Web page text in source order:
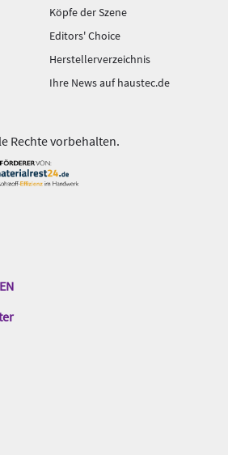
Köpfe der Szene
Editors' Choice
Herstellerverzeichnis
Ihre News auf haustec.de
Rechte vorbehalten.